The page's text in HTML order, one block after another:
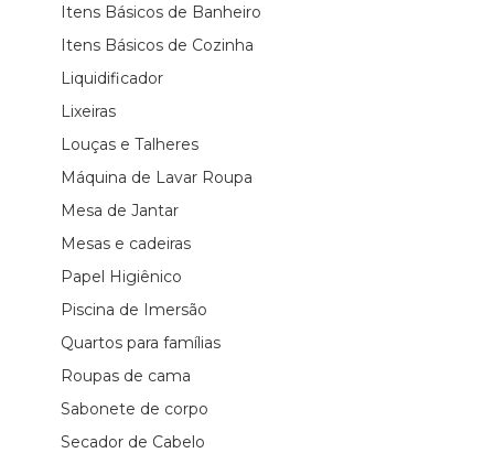
Itens Básicos de Banheiro
Itens Básicos de Cozinha
Liquidificador
Lixeiras
Louças e Talheres
Máquina de Lavar Roupa
Mesa de Jantar
Mesas e cadeiras
Papel Higiênico
Piscina de Imersão
Quartos para famílias
Roupas de cama
Sabonete de corpo
Secador de Cabelo